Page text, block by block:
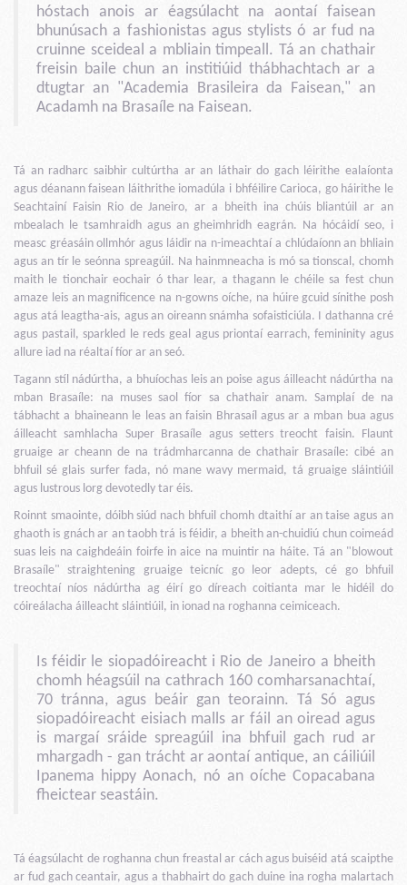
hóstach anois ar éagsúlacht na aontaí faisean
bhunúsach a fashionistas agus stylists ó ar fud na
cruinne sceideal a mbliain timpeall. Tá an chathair
freisin baile chun an institiúid thábhachtach ar a
dtugtar an "Academia Brasileira da Faisean," an
Acadamh na Brasaíle na Faisean.
Tá an radharc saibhir cultúrtha ar an láthair do gach léirithe ealaíonta
agus déanann faisean láithrithe iomadúla i bhféilire Carioca, go háirithe le
Seachtainí Faisin Rio de Janeiro, ar a bheith ina chúis bliantúil ar an
mbealach le tsamhraidh agus an gheimhridh eagrán. Na hócáidí seo, i
measc gréasáin ollmhór agus láidir na n-imeachtaí a chlúdaíonn an bhliain
agus an tír le seónna spreagúil. Na hainmneacha is mó sa tionscal, chomh
maith le tionchair eochair ó thar lear, a thagann le chéile sa fest chun
amaze leis an magnificence na n-gowns oíche, na húire gcuid sínithe posh
agus atá leagtha-ais, agus an oireann snámha sofaisticiúla. I dathanna cré
agus pastail, sparkled le reds geal agus priontaí earrach, femininity agus
allure iad na réaltaí fíor ar an seó.
Tagann stíl nádúrtha, a bhuíochas leis an poise agus áilleacht nádúrtha na
mban Brasaíle: na muses saol fíor sa chathair anam. Samplaí de na
tábhacht a bhaineann le leas an faisin Bhrasaíl agus ar a mban bua agus
áilleacht samhlacha Super Brasaíle agus setters treocht faisin. Flaunt
gruaige ar cheann de na trádmharcanna de chathair Brasaíle: cibé an
bhfuil sé glais surfer fada, nó mane wavy mermaid, tá gruaige sláintiúil
agus lustrous lorg devotedly tar éis.
Roinnt smaointe, dóibh siúd nach bhfuil chomh dtaithí ar an taise agus an
ghaoth is gnách ar an taobh trá is féidir, a bheith an-chuidiú chun coimeád
suas leis na caighdeáin foirfe in aice na muintir na háite. Tá an "blowout
Brasaíle" straightening gruaige teicníc go leor adepts, cé go bhfuil
treochtaí níos nádúrtha ag éirí go díreach coitianta mar le hidéil do
cóireálacha áilleacht sláintiúil, in ionad na roghanna ceimiceach.
Is féidir le siopadóireacht i Rio de Janeiro a bheith
chomh héagsúil na cathrach 160 comharsanachtaí,
70 tránna, agus beáir gan teorainn. Tá Só agus
siopadóireacht eisiach malls ar fáil an oiread agus
is margaí sráide spreagúil ina bhfuil gach rud ar
mhargadh - gan trácht ar aontaí antique, an cáiliúil
Ipanema hippy Aonach, nó an oíche Copacabana
fheictear seastáin.
Tá éagsúlacht de roghanna chun freastal ar cách agus buiséid atá scaipthe
ar fud gach ceantair, agus a thabhairt do gach duine ina rogha malartach